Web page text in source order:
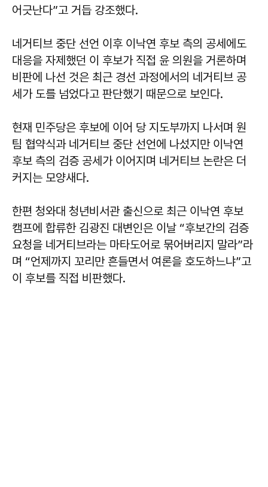
어긋난다”고 거듭 강조했다.
네거티브 중단 선언 이후 이낙연 후보 측의 공세에도
대응을 자제했던 이 후보가 직접 윤 의원을 거론하며
비판에 나선 것은 최근 경선 과정에서의 네거티브 공
세가 도를 넘었다고 판단했기 때문으로 보인다.
현재 민주당은 후보에 이어 당 지도부까지 나서며 원
팀 협약식과 네거티브 중단 선언에 나섰지만 이낙연
후보 측의 검증 공세가 이어지며 네거티브 논란은 더
커지는 모양새다.
한편 청와대 청년비서관 출신으로 최근 이낙연 후보
캠프에 합류한 김광진 대변인은 이날 “후보간의 검증
요청을 네거티브라는 마타도어로 묶어버리지 말라”라
며 “언제까지 꼬리만 흔들면서 여론을 호도하느냐”고
이 후보를 직접 비판했다.